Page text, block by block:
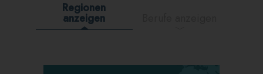
Regionen
anzeigen